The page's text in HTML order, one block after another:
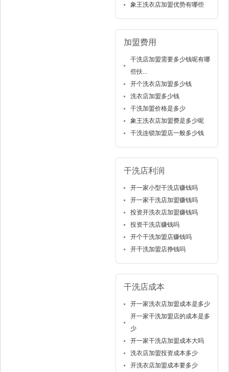
象王洗衣店加盟优势有哪些
加盟费用
干洗店加盟需要多少钱呢有哪
些扶...
开个洗衣店加盟多少钱
洗衣店加盟多少钱
干洗加盟价格是多少
象王洗衣店加盟费是多少呢
干洗连锁加盟店一般多少钱
干洗店利润
开一家小型干洗店赚钱吗
开一家干洗店加盟赚钱吗
投资开洗衣店加盟赚钱吗
投资干洗店赚钱吗
开个干洗加盟店赚钱吗
开干洗加盟店挣钱吗
干洗店成本
开一家洗衣店加盟成本是多少
开一家干洗加盟店的成本是多
少
开一家干洗店加盟成本大吗
洗衣店加盟投资成本多少
开洗衣店加盟成本要多少